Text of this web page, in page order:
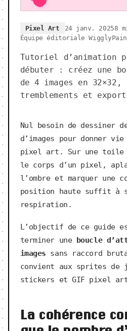
Pixel Art 24 janv. 20258
Équipe éditoriale
Tutoriel d’animation
débuter : créez une
de 4 images en
tremblements et
Nul besoin de dessiner
d’images pour donner
pixel art. Sur une toile
le corps d’un pixel,
l’ombre et marquer une
position haute suffit à
respiration.
L’objectif de ce guide
terminer une boucle
images sans raccord
convient aux sprites de
stickers et GIF pixel
La cohérence